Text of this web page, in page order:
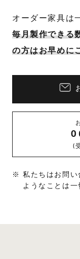
オーダー家具は
毎月製作できる
の方はお早めに
(
私たちはお問
ようなことは一